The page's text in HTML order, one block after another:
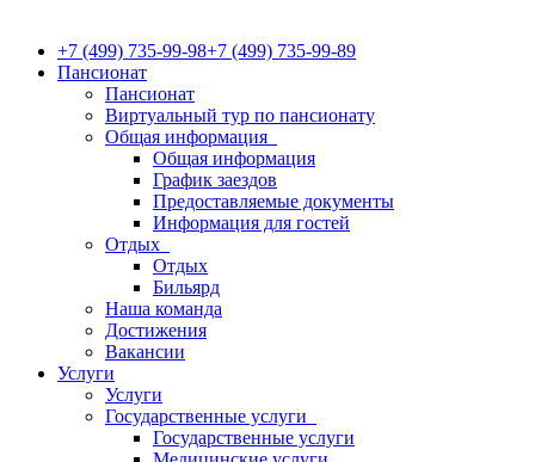
+7 (499) 735-99-98+7 (499) 735-99-89
Пансионат
Пансионат
Виртуальный тур по пансионату
Общая информация
Общая информация
График заездов
Предоставляемые документы
Информация для гостей
Отдых
Отдых
Бильярд
Наша команда
Достижения
Вакансии
Услуги
Услуги
Государственные услуги
Государственные услуги